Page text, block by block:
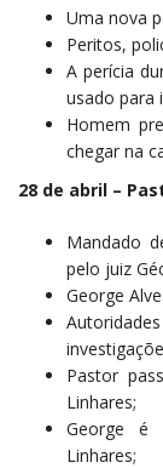
Uma nova
Peritos,
A perícia
usado para
Homem
chegar na
28 de abril –
Mandado
pelo juiz
George
Pastor
Linhares;
George é
Linhares;